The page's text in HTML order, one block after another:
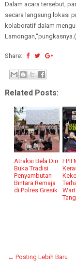
Dalam acara tersebut,
secara langsung lokasi
kolaboratif dalam
Share:
Related Posts:
Atraksi Bela Diri
Buka Tradisi
Penyambutan
Bintara Remaja
di Polres Gresik
FPII
← Posting Lebih Baru